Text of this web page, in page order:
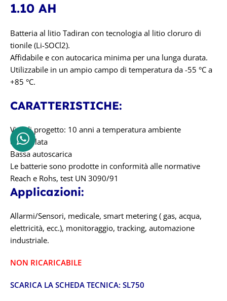
1.10 AH
Batteria al litio Tadiran con tecnologia al litio cloruro di
tionile (Li-SOCl2).
Affidabile e con autocarica minima per una lunga durata.
Utilizzabile in un ampio campo di temperatura da -55 °C a
+85 °C.
CARATTERISTICHE:
Vita di progetto: 10 anni a temperatura ambiente
controllata
Bassa autoscarica
Le batterie sono prodotte in conformità alle normative
Reach e Rohs, test UN 3090/91
Applicazioni:
Allarmi/Sensori, medicale, smart metering ( gas, acqua,
elettricità, ecc.), monitoraggio, tracking, automazione
industriale.
NON RICARICABILE
SCARICA LA SCHEDA TECNICA: SL750